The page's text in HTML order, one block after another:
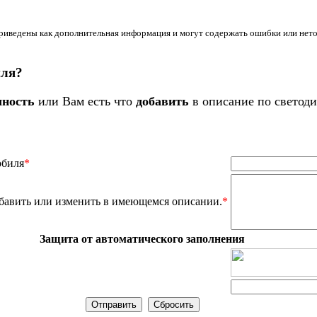
как дополнительная информация и могут содержать ошибки или
или Вам есть что добавить в описание по
*
или изменить в имеющемся описании.*
Защита от автоматического заполнения